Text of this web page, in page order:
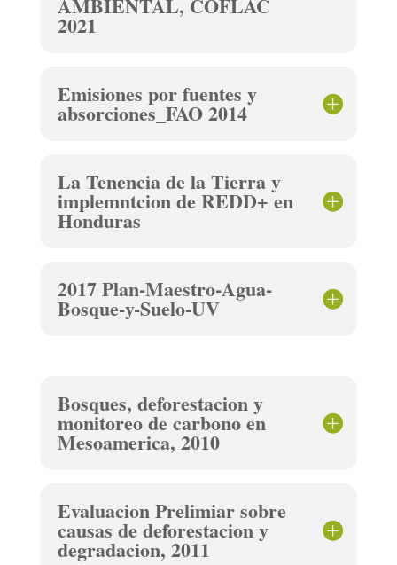
2021
Emisiones por fuentes y
absorciones_FAO 2014
La Tenencia de la Tierra y
implemntcion de REDD+ en
Honduras
2017 Plan-Maestro-Agua-
Bosque-y-Suelo-UV
Bosques, deforestacion y
monitoreo de carbono en
Mesoamerica, 2010
Evaluacion Prelimiar sobre
causas de deforestacion y
degradacion, 2011